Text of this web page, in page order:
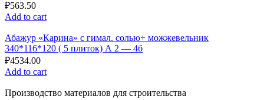
₽563.50
Add to cart
Абажур «Карина» с гимал. солью+ можжевельник
340*116*120 ( 5 плиток) А 2 — 4б
₽4534.00
Add to cart
Производство материалов для строительства